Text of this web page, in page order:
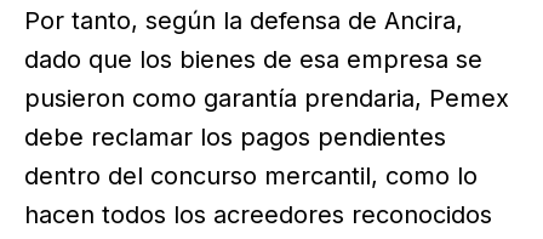
Por tanto, según la defensa de Ancira,
dado que los bienes de esa empresa se
pusieron como garantía prendaria, Pemex
debe reclamar los pagos pendientes
dentro del concurso mercantil, como lo
hacen todos los acreedores reconocidos